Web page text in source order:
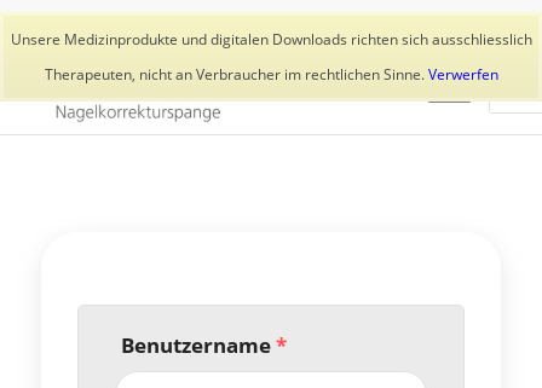
Unsere Medizinprodukte und digitalen Downloads richten sich ausschliesslich
Therapeuten, nicht an Verbraucher im rechtlichen Sinne.Verwerfen
Aktuelles Trainer 👥 Kundenkonto
Benutzername*